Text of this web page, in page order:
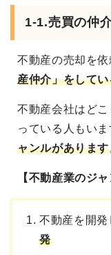
1-1.売買の仲
不動産の売却を依
産仲介」をして
不動産会社はど
っている人もい
ャンルがあります
【不動産業のジャ
不動産を開
発